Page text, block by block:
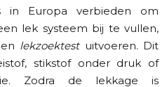
in Europa verbieden om
lek systeem bij te vullen,
lekzoektestuitvoeren. Dit
stikstof onder druk of
Zodra de lekkage is